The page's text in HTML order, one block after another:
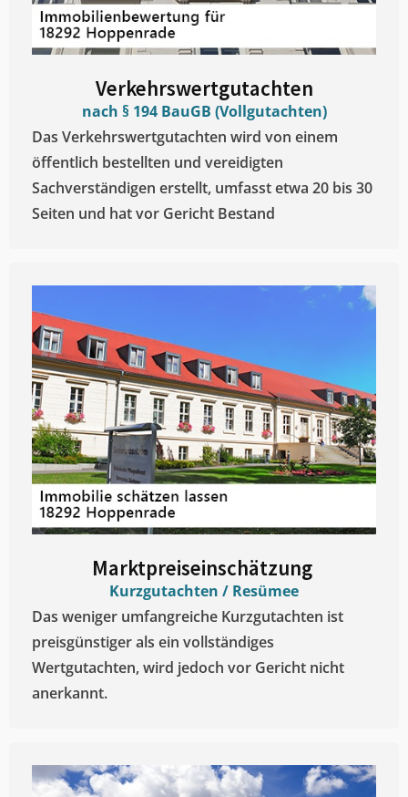
Verkehrswertgutachten
nach § 194 BauGB (Vollgutachten)
Das Verkehrswertgutachten wird von einem
öffentlich bestellten und vereidigten
Sachverständigen erstellt, umfasst etwa 20 bis 30
Seiten und hat vor Gericht Bestand
Marktpreiseinschätzung ​
Kurzgutachten / Resümee
Das weniger umfangreiche Kurzgutachten ist
preisgünstiger als ein vollständiges
Wertgutachten, wird jedoch vor Gericht nicht
anerkannt.